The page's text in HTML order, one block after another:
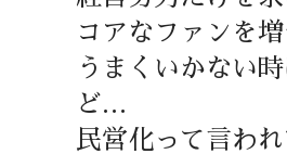
コアなファンを
うまくいかない
ど…
民営化って言わ